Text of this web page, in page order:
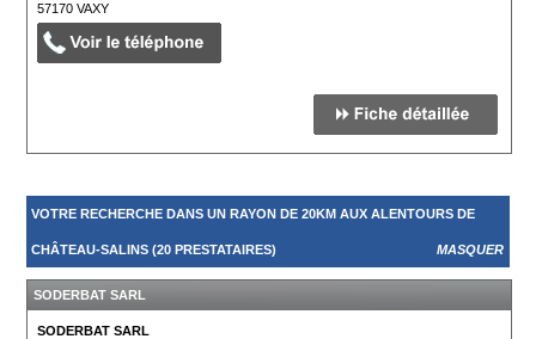
57170VAXY
VOTRE RECHERCHE DANS UN RAYON DE 20KM AUX ALENTOURS DE
CHÂTEAU-SALINS (20 PRESTATAIRES) MASQUER
SODERBAT SARL
SODERBAT SARL